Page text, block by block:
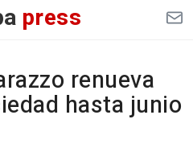
press
renueva
hasta junio